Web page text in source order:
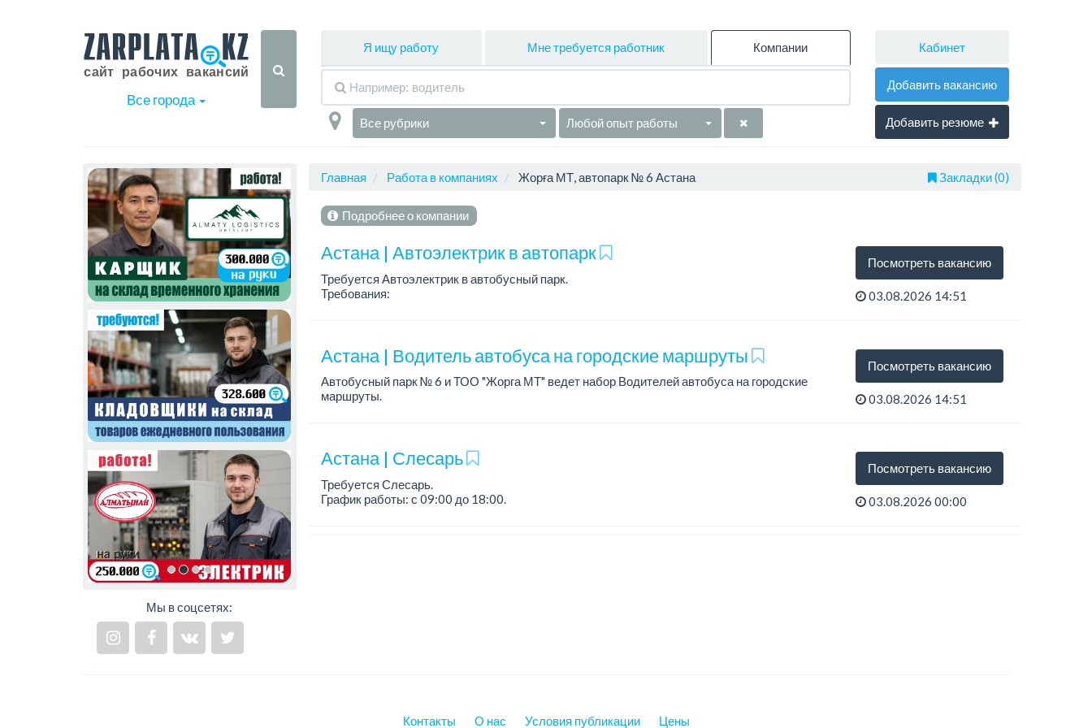
Все города
Я ищу работу Мне требуется работник Компании
Все рубрики Любой опыт работы
Кабинет
Добавить вакансию
Добавить резюме
Мы в соцсетях:
Главная Работа в компаниях Жорға МТ, автопарк № 6 Астана Закладки (0)
Подробнее о компании
Астана | Автоэлектрик в автопарк
Требуется Автоэлектрик в автобусный парк.
Требования:
Посмотреть вакансию
03.08.2026 14:51
Астана | Водитель автобуса на городские маршруты
Автобусный парк № 6 и ТОО "Жорга МТ" ведет набор Водителей автобуса на городские
маршруты.
Посмотреть вакансию
03.08.2026 14:51
Астана | Слесарь
Требуется Слесарь.
График работы: с 09:00 до 18:00.
Посмотреть вакансию
03.08.2026 00:00
Контакты О нас Условия публикации Цены